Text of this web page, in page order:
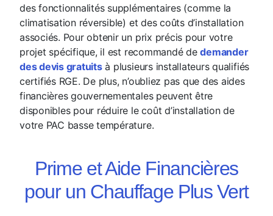
des fonctionnalités supplémentaires (comme la
climatisation réversible) et des coûts d’installation
associés. Pour obtenir un prix précis pour votre
projet spécifique, il est recommandé dedemander
des devis gratuitsà plusieurs installateurs qualifiés
certifiés RGE. De plus, n’oubliez pas que des aides
financières gouvernementales peuvent être
disponibles pour réduire le coût d’installation de
votre PAC basse température.
Prime et Aide Financières
pour un Chauffage Plus Vert